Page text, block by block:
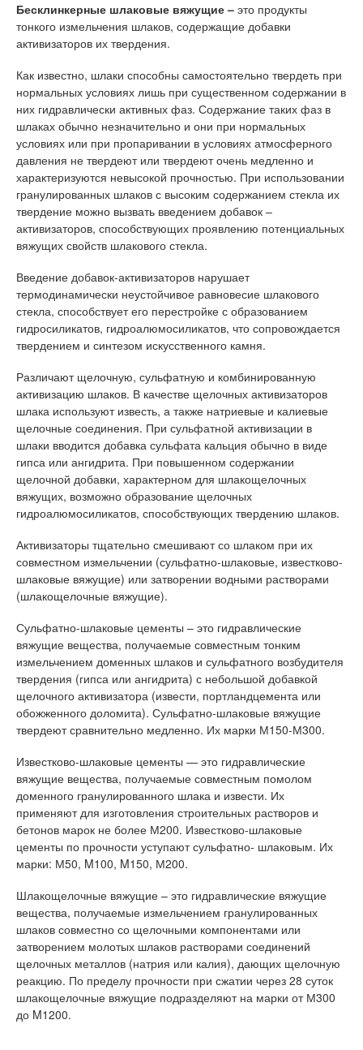
Бесклинкерные шлаковые вяжущие – это продукты
тонкого измельчения шлаков, содержащие добавки
активизаторов их твердения.
Как известно, шлаки способны самостоятельно твердеть при
нормальных условиях лишь при существенном содержании в
них гидравлически активных фаз. Содержание таких фаз в
шлаках обычно незначительно и они при нормальных
условиях или при пропаривании в условиях атмосферного
давления не твердеют или твердеют очень медленно и
характеризуются невысокой прочностью. При использовании
гранулированных шлаков с высоким содержанием стекла их
твердение можно вызвать введением добавок –
активизаторов, способствующих проявлению потенциальных
вяжущих свойств шлакового стекла.
Введение добавок-активизаторов нарушает
термодинамически неустойчивое равновесие шлакового
стекла, способствует его перестройке с образованием
гидросиликатов, гидроалюмосиликатов, что сопровождается
твердением и синтезом искусственного камня.
Различают щелочную, сульфатную и комбинированную
активизацию шлаков. В качестве щелочных активизаторов
шлака используют известь, а также натриевые и калиевые
щелочные соединения. При сульфатной активизации в
шлаки вводится добавка сульфата кальция обычно в виде
гипса или ангидрита. При повышенном содержании
щелочной добавки, характерном для шлакощелочных
вяжущих, возможно образование щелочных
гидроалюмосиликатов, способствующих твердению шлаков.
Активизаторы тщательно смешивают со шлаком при их
совместном измельчении (сульфатно-шлаковые, известково-
шлаковые вяжущие) или затворении водными растворами
(шлакощелочные вяжущие).
Сульфатно-шлаковые цементы – это гидравлические
вяжущие вещества, получаемые совместным тонким
измельчением доменных шлаков и сульфатного возбудителя
твердения (гипса или ангидрита) с небольшой добавкой
щелочного активизатора (извести, портландцемента или
обожженного доломита). Сульфатно-шлаковые вяжущие
твердеют сравнительно медленно. Их марки М150-М300.
Известково-шлаковые цементы — это гидравлические
вяжущие вещества, получаемые совместным помолом
доменного гранулированного шлака и извести. Их
применяют для изготовления строительных растворов и
бетонов марок не более М200. Известково-шлаковые
цементы по прочности уступают сульфатно- шлаковым. Их
марки: М50, M100, M150, М200.
Шлакощелочные вяжущие – это гидравлические вяжущие
вещества, получаемые измельчением гранулированных
шлаков совместно со щелочными компонентами или
затворением молотых шлаков растворами соединений
щелочных металлов (натрия или калия), дающих щелочную
реакцию. По пределу прочности при сжатии через 28 суток
шлакощелочные вяжущие подразделяют на марки от М300
до M1200.